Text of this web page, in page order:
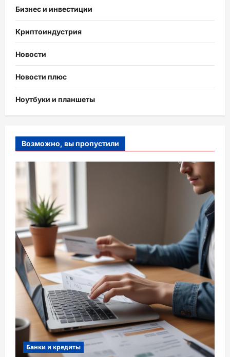
Бизнес и инвестиции
Криптоиндустрия
Новости
Новости плюс
Ноутбуки и планшеты
Возможно, вы пропустили
Банки и кредиты